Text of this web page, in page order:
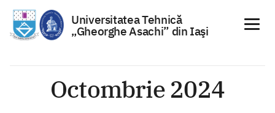
Universitatea Tehnică
„Gheorghe Asachi” din Iaşi
Octombrie 2024